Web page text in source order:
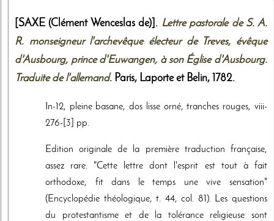
[SAXE (Clément Wenceslas de)]. Lettre pastorale de S. A.
R. monseigneur l'archevêque électeur de Treves, évêque
d'Ausbourg, prince d'Euwangen, à son Église d'Ausbourg.
Traduite de l'allemand. Paris, Laporte et Belin, 1782.
In-12, pleine basane, dos lisse orné, tranches rouges, viii-
276-[3] pp.
Edition originale de la première traduction française,
assez rare. "Cette lettre dont l'esprit est tout à fait
orthodoxe, fit dans le temps une vive sensation"
(Encyclopédie théologique, t. 44, col. 81). Les questions
du protestantisme et de la tolérance religieuse sont